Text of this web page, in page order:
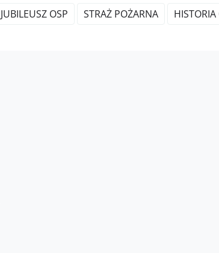
JUBILEUSZ OSP STRAŻ POŻARNA HISTORIA